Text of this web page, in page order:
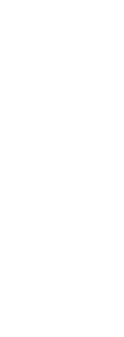
zainteresowania